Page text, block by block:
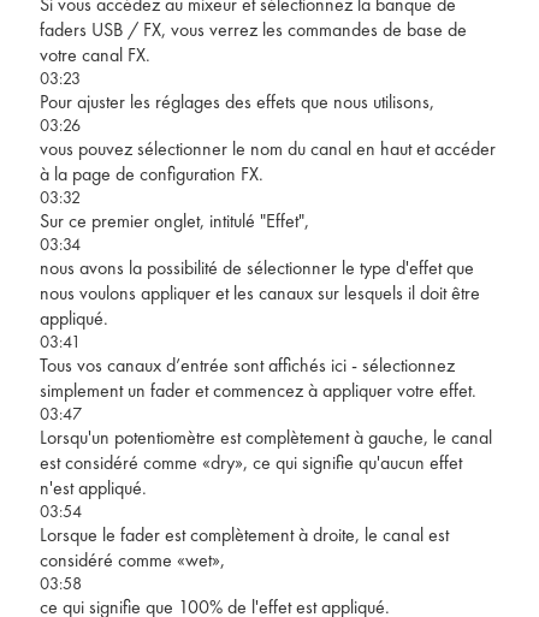
faders USB / FX, vous verrez les commandes de base de
votre canal FX.
03:23
Pour ajuster les réglages des effets que nous utilisons,
03:26
vous pouvez sélectionner le nom du canal en haut et accéder
à la page de configuration FX.
03:32
Sur ce premier onglet, intitulé "Effet",
03:34
nous avons la possibilité de sélectionner le type d'effet que
nous voulons appliquer et les canaux sur lesquels il doit être
appliqué.
03:41
Tous vos canaux d’entrée sont affichés ici - sélectionnez
simplement un fader et commencez à appliquer votre effet.
03:47
Lorsqu'un potentiomètre est complètement à gauche, le canal
est considéré comme «dry», ce qui signifie qu'aucun effet
n'est appliqué.
03:54
Lorsque le fader est complètement à droite, le canal est
considéré comme «wet»,
03:58
ce qui signifie que 100% de l'effet est appliqué.